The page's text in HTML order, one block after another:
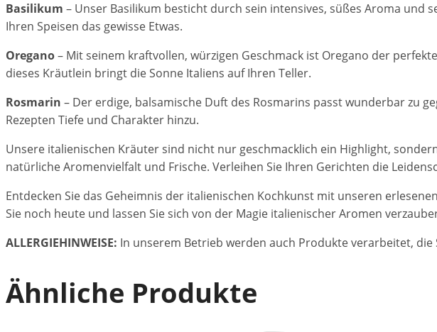
Basilikum – Unser Basilikum besticht durch sein intensives, süßes Aroma und
Ihren Speisen das gewisse Etwas.
Oregano– Mit seinem kraftvollen, würzigen Geschmack ist Oregano der
dieses Kräutlein bringt die Sonne Italiens auf Ihren Teller.
Rosmarin – Der erdige, balsamische Duft des Rosmarins passt wunderbar zu
Rezepten Tiefe und Charakter hinzu.
Unsere italienischen Kräuter sind nicht nur geschmacklich ein Highlight,
natürliche Aromenvielfalt und Frische. Verleihen Sie Ihren Gerichten die
Entdecken Sie das Geheimnis der italienischen Kochkunst mit unseren
Sie noch heute und lassen Sie sich von der Magie italienischer Aromen
ALLERGIEHINWEISE: In unserem Betrieb werden auch Produkte verarbeitet, die
Ähnliche Produkte